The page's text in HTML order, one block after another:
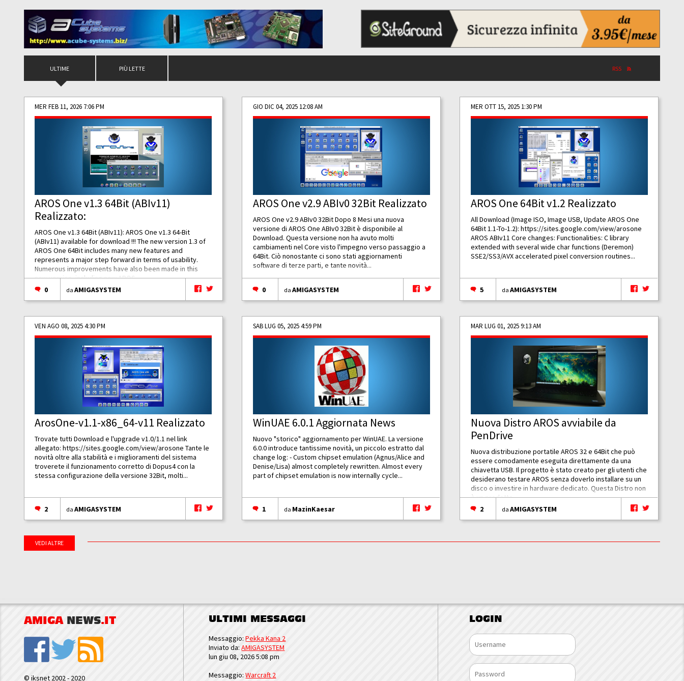
ULTIME PIÙ LETTE RSS
MER FEB 11, 2026 7:06 PM
AROS One v1.3 64Bit (ABIv11)
Realizzato:
AROS One v1.3 64Bit (ABIv11): AROS One v1.3 64-Bit
(ABIv11) available for download !!! The new version 1.3 of
AROS One 64Bit includes many new features and
represents a major step forward in terms of usability.
Numerous improvements have also been made in this
new version, including new AROS...
0
daAMIGASYSTEM
GIO DIC 04, 2025 12:08 AM
AROS One v2.9 ABIv0 32Bit Realizzato
AROS One v2.9 ABIv0 32Bit Dopo 8 Mesi una nuova
versione di AROS One ABIv0 32Bit è disponibile al
Download. Questa versione non ha avuto molti
cambiamenti nel Core visto l'impegno verso passaggio a
64Bit. Ciò nonostante ci sono stati aggiornamenti
software di terze parti, e tante novità...
0 daAMIGASYSTEM
MER OTT 15, 2025 1:30 PM
AROS One 64Bit v1.2 Realizzato
All Download (Image ISO, Image USB, Update AROS One
64Bit 1.1-To-1.2): https://sites.google.com/view/arosone
AROS ABIv11 Core changes: Functionalities: C library
extended with several wide char functions (Deremon)
SSE2/SS3/AVX accelerated pixel conversion routines...
5 daAMIGASYSTEM
VEN AGO 08, 2025 4:30 PM
ArosOne-v1.1-x86_64-v11 Realizzato
Trovate tutti Download e l'upgrade v1.0/1.1 nel link
allegato:https://sites.google.com/view/arosone Tante le
novità oltre alla stabilità e i miglioramenti del sistema
troverete il funzionamento corretto di Dopus4 con la
stessa configurazione della versione 32Bit, molti...
2 daAMIGASYSTEM
SAB LUG 05, 2025 4:59 PM
WinUAE 6.0.1 Aggiornata News
Nuovo "storico" aggiornamento per WinUAE. La versione
6.0.0 introduce tantissime novità, un piccolo estratto dal
change log: - Custom chipset emulation (Agnus/Alice and
Denise/Lisa) almost completely rewritten. Almost every
part of chipset emulation is now internally cycle...
1 da MazinKaesar
MAR LUG 01, 2025 9:13 AM
Nuova Distro AROS avviabile da
PenDrive
Nuova distribuzione portatile AROS 32 e 64Bit che può
essere comodamente eseguita direttamente da una
chiavetta USB. Il progetto è stato creato per gli utenti che
desiderano testare AROS senza doverlo installare su un
disco o investire in hardware dedicato. Questa Distro non
è un prodotto...
2
daAMIGASYSTEM
VEDI ALTRE
AMIGA NEWS.IT
© iksnet 2002 - 2020
ULTIMI MESSAGGI
Messaggio:Pekka Kana 2
Inviato da:AMIGASYSTEM
lun giu 08, 2026 5:08 pm
Messaggio:Warcraft 2
LOGIN